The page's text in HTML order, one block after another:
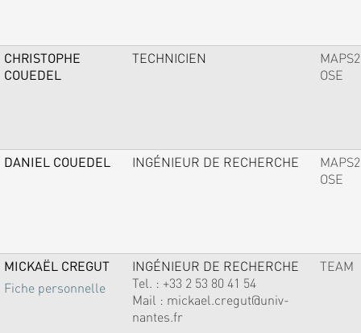
CHRISTOPHE
COUEDEL
TECHNICIEN
MAPS2
OSE
DANIEL COUEDEL INGÉNIEUR DE RECHERCHE
MAPS2
OSE
MICKAËL CREGUT
Fiche personnelle
INGÉNIEUR DE RECHERCHE
Tel. : +33 2 53 80 41 54
Mail : mickael.cregut@univ-
nantes.fr
TEAM